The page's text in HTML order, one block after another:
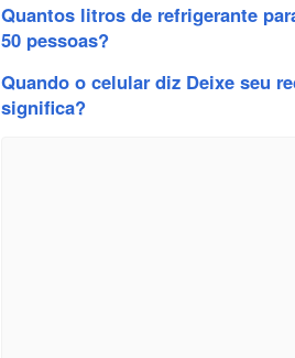
Quantos litros de refrigerante
50 pessoas?
Quando o celular diz Deixe seu
significa?